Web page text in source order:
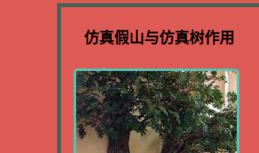
仿真假山与仿真树作用